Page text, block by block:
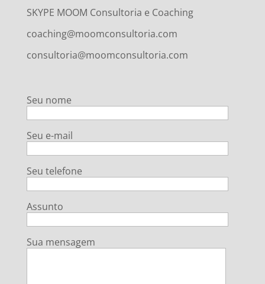
SKYPE MOOM Consultoria e Coaching
coaching@moomconsultoria.com
consultoria@moomconsultoria.com
Seu nome
Seu e-mail
Seu telefone
Assunto
Sua mensagem